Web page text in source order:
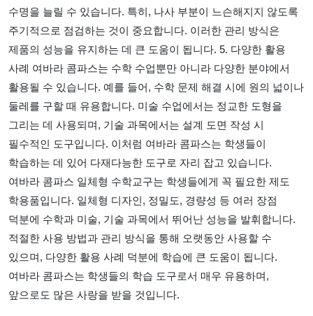
수명을 늘릴 수 있습니다. 특히, 나사 부분이 느슨해지지 않도록
주기적으로 점검하는 것이 중요합니다. 이러한 관리 방식은
제품의 성능을 유지하는 데 큰 도움이 됩니다. 5. 다양한 활용
사례 여바라 콤파스는 수학 수업뿐만 아니라 다양한 분야에서
활용될 수 있습니다. 예를 들어, 수학 문제 해결 시에 원의 넓이나
둘레를 구할 때 유용합니다. 미술 수업에서는 정교한 도형을
그리는 데 사용되며, 기술 과목에서는 설계 도면 작성 시
필수적인 도구입니다. 이처럼 여바라 콤파스는 학생들이
학습하는 데 있어 다재다능한 도구로 자리 잡고 있습니다.
여바라 콤파스 일체형 수학교구는 학생들에게 꼭 필요한 제도
학용품입니다. 일체형 디자인, 정밀도, 경량성 등 여러 장점
덕분에 수학과 미술, 기술 과목에서 뛰어난 성능을 발휘합니다.
적절한 사용 방법과 관리 방식을 통해 오랫동안 사용할 수
있으며, 다양한 활용 사례 덕분에 학습에 큰 도움이 됩니다.
여바라 콤파스는 학생들의 학습 도구로서 매우 유용하며,
앞으로도 많은 사랑을 받을 것입니다.